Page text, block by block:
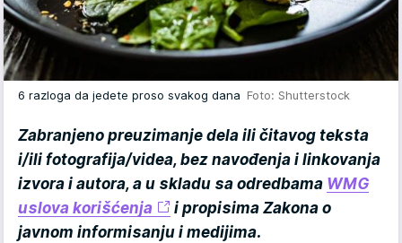
6 razloga da jedete proso svakog dana Foto: Shutterstock
Zabranjeno preuzimanje dela ili čitavog teksta
i/ili fotografija/videa, bez navođenja i linkovanja
izvora i autora, a u skladu sa odredbama WMG
uslova korišćenja
i propisima Zakona o
javnom informisanju i medijima.